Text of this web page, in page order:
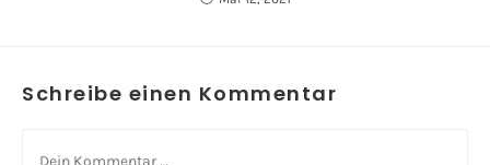
Schreibe einen Kommentar